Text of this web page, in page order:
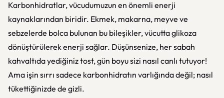
Karbonhidratlar, vücudumuzun en önemli enerji
kaynaklarından biridir. Ekmek, makarna, meyve ve
sebzelerde bolca bulunan bu bileşikler, vücutta glikoza
dönüştürülerek enerji sağlar. Düşünsenize, her sabah
kahvaltıda yediğiniz tost, gün boyu sizi nasıl canlı tutuyor!
Ama işin sırrı sadece karbonhidratın varlığında değil; nasıl
tükettiğinizde de gizli.